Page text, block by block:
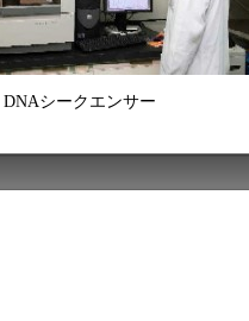
DNAシークエンサー